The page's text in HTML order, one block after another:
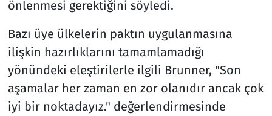
önlenmesi gerektiğini söyledi.
Bazı üye ülkelerin paktın uygulanmasına
ilişkin hazırlıklarını tamamlamadığı
yönündeki eleştirilerle ilgili Brunner, "Son
aşamalar her zaman en zor olanıdır ancak çok
iyi bir noktadayız." değerlendirmesinde